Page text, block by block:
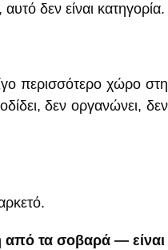
δεν είναι κατηγορία.
περισσότερο χώρο στη
δεν οργανώνει, δεν
από τα σοβαρά — είναι